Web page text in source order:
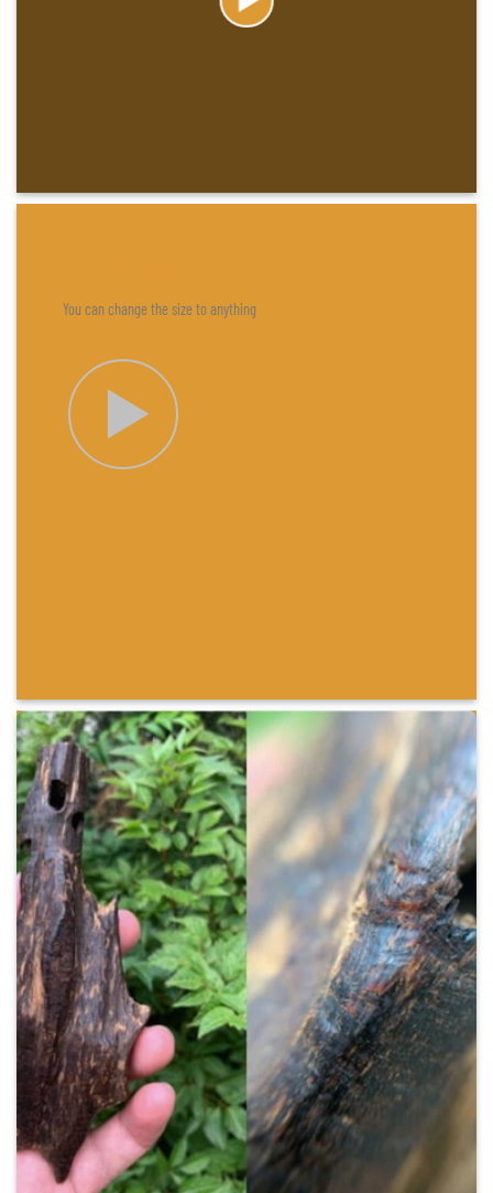
You can change the size to anything
SHOW ON HOVER
Select between various hover effects